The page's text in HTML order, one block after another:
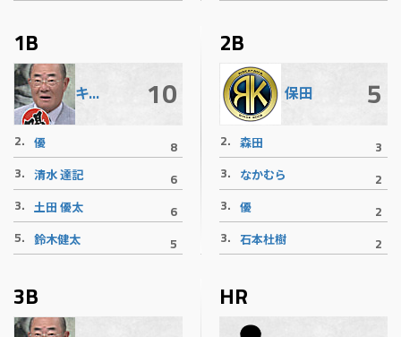
1B
キノリバース御意見番 10
2. 優
8
3. 清水 達記
6
3. 土田 優太
6
5. 鈴木健太 5
2B
保田 5
2. 森田
3
3. なかむら
2
3. 優
2
3. 石本杜樹 2
3B HR